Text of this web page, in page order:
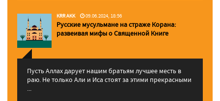
KRR AKK 09.06.2024, 18:56
Русские мусульмане на страже Корана:
pазвеивая мифы о Священной Книге
Пусть Аллах дарует нашим братьям лучшее месть в
раю. Не только Али и Иса стоят за этими прекрасными
...